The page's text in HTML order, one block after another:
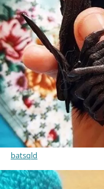
batsqld